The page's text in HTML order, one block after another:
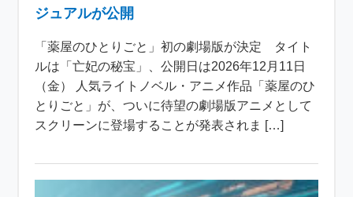
ジュアルが公開
「薬屋のひとりごと」初の劇場版が決定 タイト
ルは「亡妃の秘宝」、公開日は2026年12月11日
（金） 人気ライトノベル・アニメ作品「薬屋のひ
とりごと」が、ついに待望の劇場版アニメとして
スクリーンに登場することが発表されま […]